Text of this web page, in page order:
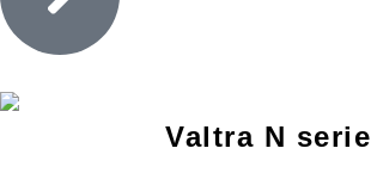
Valtra N serie